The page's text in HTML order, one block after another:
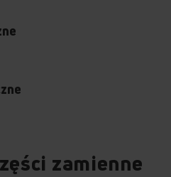
zamienne